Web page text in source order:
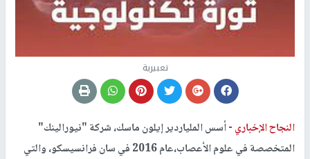
تعبيرية
النجاح الإخباري -أسس الملياردير إيلون ماسك، شركة "نيورالينك"
المتخصصة في علوم الأعصاب،عام 2016 في سان فرانسيسكو، والتي